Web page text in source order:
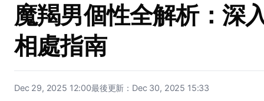
魔羯男個性全解析：深
相處指南
Dec 29, 2025 12:00最後更新：Dec 30, 2025 15:33